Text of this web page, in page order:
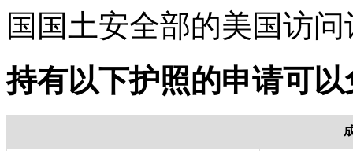
国国土安全部的美国访
持有以下护照的申请可